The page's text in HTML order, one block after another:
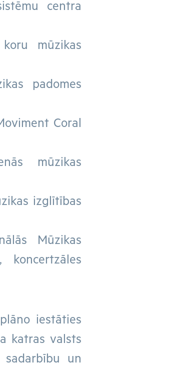
centra
mūzikas
padomes
Coral
mūzikas
izglītības
Mūzikas
koncertzāles
iestāties
katras valsts
un